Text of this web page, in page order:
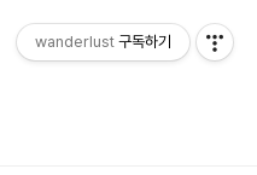
wanderlust 구독하기